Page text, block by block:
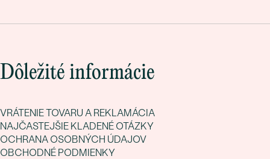
Dôležité informácie
VRÁTENIE TOVARU A REKLAMÁCIA
NAJČASTEJŠIE KLADENÉ OTÁZKY
OCHRANA OSOBNÝCH ÚDAJOV
OBCHODNÉ PODMIENKY